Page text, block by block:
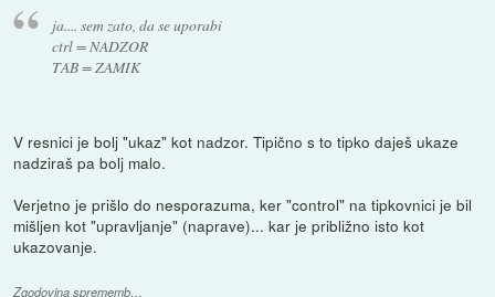
ja.... sem zato, da se uporabi
ctrl = NADZOR
TAB = ZAMIK
V resnici je bolj "ukaz" kot nadzor. Tipično s to tipko daješ ukaze
nadziraš pa bolj malo.
Verjetno je prišlo do nesporazuma, ker "control" na tipkovnici je bil
mišljen kot "upravljanje" (naprave)... kar je približno isto kot
ukazovanje.
Zgodovina sprememb…